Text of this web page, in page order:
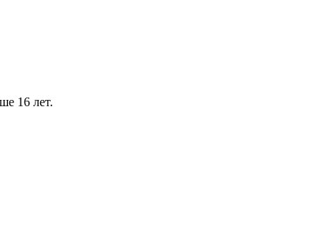
16 лет.